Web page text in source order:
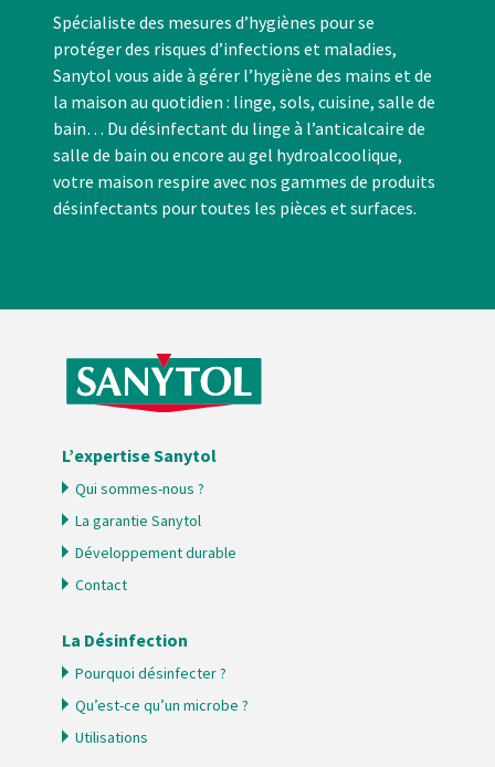
Spécialiste des mesures d’hygiènes pour se
protéger des risques d’infections et maladies,
Sanytol vous aide à gérer l’hygiène des mains et de
la maison au quotidien : linge, sols, cuisine, salle de
bain… Du désinfectant du linge à l’anticalcaire de
salle de bain ou encore au gel hydroalcoolique,
votre maison respire avec nos gammes de produits
désinfectants pour toutes les pièces et surfaces.
L’expertise Sanytol
Qui sommes-nous ?
La garantie Sanytol
Développement durable
Contact
La Désinfection
Pourquoi désinfecter ?
Qu’est-ce qu’un microbe ?
Utilisations